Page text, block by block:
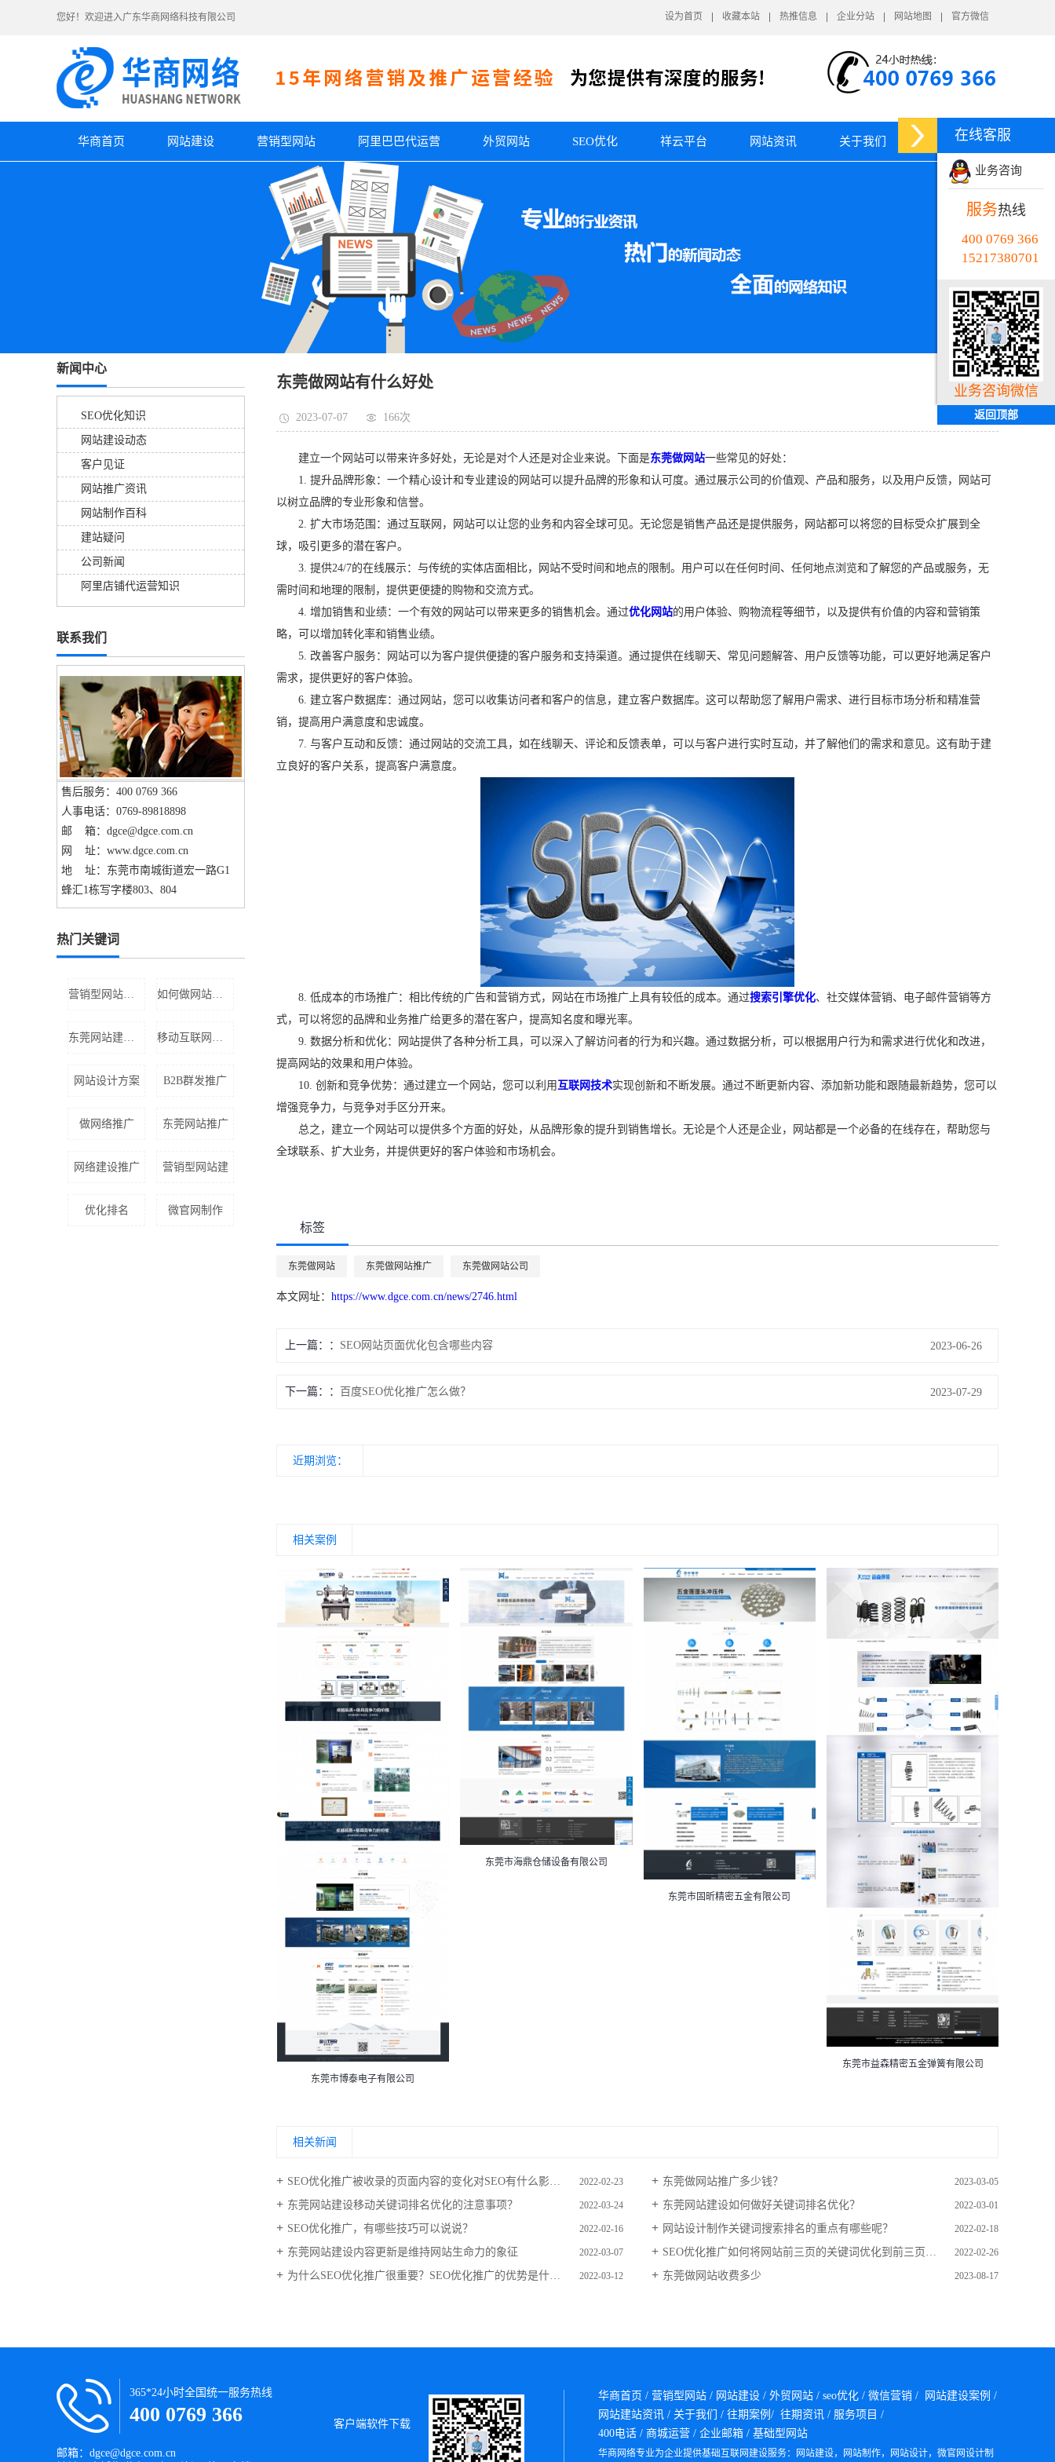
您好！欢迎进入广东华商网络科技有限公司 设为首页 收藏本站 热推信息 企业分站 网站地图 官方微信
华商首页 网站建设 营销型网站 阿里巴巴代运营 外贸网站 SEO优化 祥云平台 网站资讯 关于我们
新闻中心
SEO优化知识
网站建设动态
客户见证
网站推广资讯
网站制作百科
建站疑问
公司新闻
阿里店铺代运营知识
联系我们
售后服务：400 0769 366
人事电话：0769-89818898
邮 箱：dgce@dgce.com.cn
网 址：www.dgce.com.cn
地 址：东莞市南城街道宏一路G1
蜂汇1栋写字楼803、804
热门关键词
网站设计方案 B2B群发推广
做网络推广 东莞网站推广
网络建设推广 营销型网站建
优化排名 微官网制作
东莞做网站有什么好处
2023-07-07 166次
建立一个网站可以带来许多好处，无论是对个人还是对企业来说。下面是东莞做网站一些常见的好处：
1. 提升品牌形象：一个精心设计和专业建设的网站可以提升品牌的形象和认可度。通过展示公司的价值观、产品和服务，以及用户反馈，网站可
以树立品牌的专业形象和信誉。
2. 扩大市场范围：通过互联网，网站可以让您的业务和内容全球可见。无论您是销售产品还是提供服务，网站都可以将您的目标受众扩展到全
球，吸引更多的潜在客户。
3. 提供24/7的在线展示：与传统的实体店面相比，网站不受时间和地点的限制。用户可以在任何时间、任何地点浏览和了解您的产品或服务，无
需时间和地理的限制，提供更便捷的购物和交流方式。
4. 增加销售和业绩：一个有效的网站可以带来更多的销售机会。通过优化网站的用户体验、购物流程等细节，以及提供有价值的内容和营销策
略，可以增加转化率和销售业绩。
5. 改善客户服务：网站可以为客户提供便捷的客户服务和支持渠道。通过提供在线聊天、常见问题解答、用户反馈等功能，可以更好地满足客户
需求，提供更好的客户体验。
6. 建立客户数据库：通过网站，您可以收集访问者和客户的信息，建立客户数据库。这可以帮助您了解用户需求、进行目标市场分析和精准营
销，提高用户满意度和忠诚度。
7. 与客户互动和反馈：通过网站的交流工具，如在线聊天、评论和反馈表单，可以与客户进行实时互动，并了解他们的需求和意见。这有助于建
立良好的客户关系，提高客户满意度。
8. 低成本的市场推广：相比传统的广告和营销方式，网站在市场推广上具有较低的成本。通过搜索引擎优化、社交媒体营销、电子邮件营销等方
式，可以将您的品牌和业务推广给更多的潜在客户，提高知名度和曝光率。
9. 数据分析和优化：网站提供了各种分析工具，可以深入了解访问者的行为和兴趣。通过数据分析，可以根据用户行为和需求进行优化和改进，
提高网站的效果和用户体验。
10. 创新和竞争优势：通过建立一个网站，您可以利用互联网技术实现创新和不断发展。通过不断更新内容、添加新功能和跟随最新趋势，您可以
增强竞争力，与竞争对手区分开来。
总之，建立一个网站可以提供多个方面的好处，从品牌形象的提升到销售增长。无论是个人还是企业，网站都是一个必备的在线存在，帮助您与
全球联系、扩大业务，并提供更好的客户体验和市场机会。
标签
东莞做网站 东莞做网站推广 东莞做网站公司
本文网址： https://www.dgce.com.cn/news/2746.html
上一篇： SEO网站页面优化包含哪些内容 2023-06-26
下一篇： 百度SEO优化推广怎么做？ 2023-07-29
近期浏览：
相关案例
东莞市博泰电子有限公司
东莞市海鼎仓储设备有限公司
东莞市固昕精密五金有限公司
东莞市益森精密五金弹簧有限公司
相关新闻
SEO优化推广被收录的页面内容的变化对SEO有什么影响？ 2022-02-23 东莞做网站推广多少钱？ 2023-03-05
东莞网站建设移动关键词排名优化的注意事项？ 2022-03-24 东莞网站建设如何做好关键词排名优化？ 2022-03-01
SEO优化推广，有哪些技巧可以说说？ 2022-02-16 网站设计制作关键词搜索排名的重点有哪些呢？ 2022-02-18
东莞网站建设内容更新是维持网站生命力的象征 2022-03-07 SEO优化推广如何将网站前三页的关键词优化到前三页？又应该如何保持在前三页呢？ 2022-02-26
为什么SEO优化推广很重要？SEO优化推广的优势是什么？ 2022-03-12 东莞做网站收费多少 2023-08-17
客户端软件下载
365*24小时全国统一服务热线
400 0769 366
邮箱：dgce@dgce.com.cn
华商首页 / 营销型网站 / 网站建设 / 外贸网站 / seo优化 / 微信营销 / 网站建设案例 /
网站建站资讯 / 关于我们 / 往期案例/ 往期资讯 / 服务项目 /
400电话 / 商城运营 / 企业邮箱 / 基础型网站
华商网络专业为企业提供基础互联网建设服务：网站建设，网站制作，网站设计，微官网设计制
在线客服
业务咨询
服务热线
400 0769 366
15217380701
业务咨询微信
返回顶部